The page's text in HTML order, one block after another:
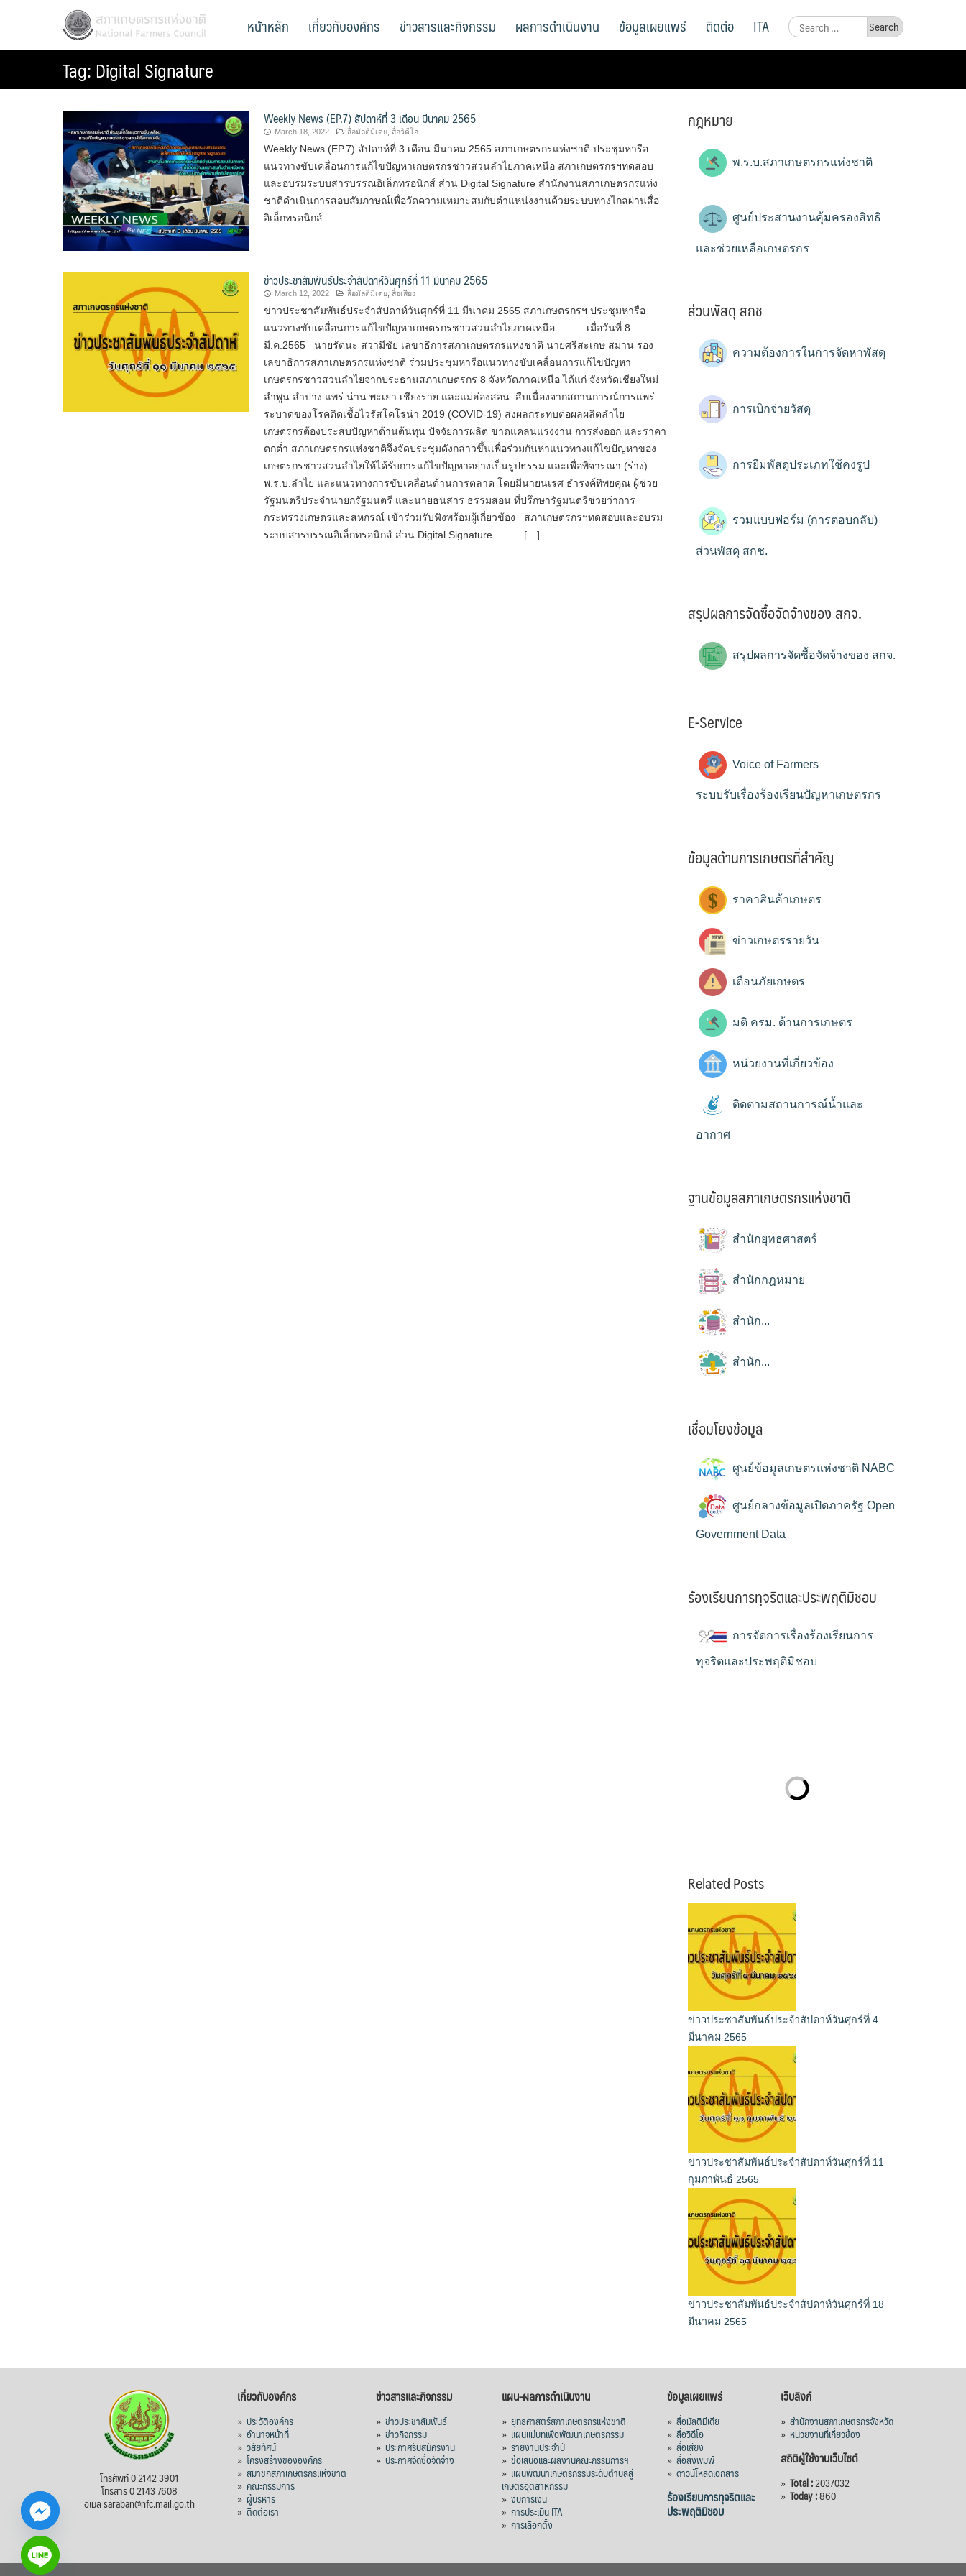
สภาเกษตรกรแห่งชาติ
National Farmers Council
Search
for:
หน้าหลัก เกี่ยวกับองค์กร ข่าวสารและกิจกรรม ผลการดำเนินงาน ข้อมูลเผยแพร่ ติดต่อ ITA
Tag:Digital Signature
Weekly News (EP.7) สัปดาห์ที่ 3 เดือน มีนาคม 2565
March 18, 2022 สื่อมัลติมีเดย, สื่อวิดีโอ
Weekly News (EP.7) สัปดาห์ที่ 3 เดือน มีนาคม 2565 สภาเกษตรกรแห่งชาติ ประชุมหารือ
แนวทางขับเคลื่อนการแก้ไขปัญหาเกษตรกรชาวสวนลำไยภาคเหนือ สภาเกษตรกรฯทดสอบ
และอบรมระบบสารบรรณอิเล็กทรอนิกส์ ส่วน Digital Signature สำนักงานสภาเกษตรกรแห่ง
ชาติดำเนินการสอบสัมภาษณ์เพื่อวัดความเหมาะสมกับตำแหน่งงานด้วยระบบทางไกลผ่านสื่อ
อิเล็กทรอนิกส์
ข่าวประชาสัมพันธ์ประจำสัปดาห์วันศุกร์ที่ 11 มีนาคม 2565
March 12, 2022 สื่อมัลติมีเดย, สื่อเสียง
ข่าวประชาสัมพันธ์ประจำสัปดาห์วันศุกร์ที่ 11 มีนาคม 2565 สภาเกษตรกรฯ ประชุมหารือ
แนวทางขับเคลื่อนการแก้ไขปัญหาเกษตรกรชาวสวนลำไยภาคเหนือ เมื่อวันที่ 8
มี.ค.2565 นายรัตนะ สวามีชัย เลขาธิการสภาเกษตรกรแห่งชาติ นายศรีสะเกษ สมาน รอง
เลขาธิการสภาเกษตรกรแห่งชาติ ร่วมประชุมหารือแนวทางขับเคลื่อนการแก้ไขปัญหา
เกษตรกรชาวสวนลำไยจากประธานสภาเกษตรกร 8 จังหวัดภาคเหนือ ได้แก่ จังหวัดเชียงใหม่
ลำพูน ลำปาง แพร่ น่าน พะเยา เชียงราย และแม่ฮ่องสอน สืบเนื่องจากสถานการณ์การแพร่
ระบาดของโรคติดเชื้อไวรัสโคโรน่า 2019 (COVID-19) ส่งผลกระทบต่อผลผลิตลำไย
เกษตรกรต้องประสบปัญหาด้านต้นทุน ปัจจัยการผลิต ขาดแคลนแรงงาน การส่งออก และราคา
ตกต่ำ สภาเกษตรกรแห่งชาติจึงจัดประชุมดังกล่าวขึ้นเพื่อร่วมกันหาแนวทางแก้ไขปัญหาของ
เกษตรกรชาวสวนลำไยให้ได้รับการแก้ไขปัญหาอย่างเป็นรูปธรรม และเพื่อพิจารณา (ร่าง)
พ.ร.บ.ลำไย และแนวทางการขับเคลื่อนด้านการตลาด โดยมีนายนเรศ ธำรงค์ทิพยคุณ ผู้ช่วย
รัฐมนตรีประจำนายกรัฐมนตรี และนายธนสาร ธรรมสอน ที่ปรึกษารัฐมนตรีช่วยว่าการ
กระทรวงเกษตรและสหกรณ์ เข้าร่วมรับฟังพร้อมผู้เกี่ยวข้อง สภาเกษตรกรฯทดสอบและอบรม
ระบบสารบรรณอิเล็กทรอนิกส์ ส่วน Digital Signature […]
กฎหมาย
พ.ร.บ.สภาเกษตรกรแห่งชาติ
ศูนย์ประสานงานคุ้มครองสิทธิ
และช่วยเหลือเกษตรกร
ส่วนพัสดุ สกช
ความต้องการในการจัดหาพัสดุ
การเบิกจ่ายวัสดุ
การยืมพัสดุประเภทใช้คงรูป
รวมแบบฟอร์ม (การตอบกลับ)
ส่วนพัสดุ สกช.
สรุปผลการจัดซื้อจัดจ้างของ สกจ.
สรุปผลการจัดซื้อจัดจ้างของ สกจ.
E-Service
Voice of Farmers
ระบบรับเรื่องร้องเรียนปัญหาเกษตรกร
ข้อมูลด้านการเกษตรที่สำคัญ
ราคาสินค้าเกษตร
ข่าวเกษตรรายวัน
เตือนภัยเกษตร
มติ ครม. ด้านการเกษตร
หน่วยงานที่เกี่ยวข้อง
ติดตามสถานการณ์น้ำและ
อากาศ
ฐานข้อมูลสภาเกษตรกรแห่งชาติ
สำนักยุทธศาสตร์
สำนักกฎหมาย
สำนัก...
สำนัก...
เชื่อมโยงข้อมูล
ศูนย์ข้อมูลเกษตรแห่งชาติ NABC
ศูนย์กลางข้อมูลเปิดภาครัฐ Open
Government Data
ร้องเรียนการทุจริตและประพฤติมิชอบ
การจัดการเรื่องร้องเรียนการ
ทุจริตและประพฤติมิชอบ
Related Posts
ข่าวประชาสัมพันธ์ประจำสัปดาห์วันศุกร์ที่ 4
มีนาคม 2565
ข่าวประชาสัมพันธ์ประจำสัปดาห์วันศุกร์ที่ 11
กุมภาพันธ์ 2565
ข่าวประชาสัมพันธ์ประจำสัปดาห์วันศุกร์ที่ 18
มีนาคม 2565
โทรศัพท์ 0 2142 3901
โทรสาร 0 2143 7608
อีเมล saraban@nfc.mail.go.th
เกี่ยวกับองค์กร
»ประวัติองค์กร
»อำนาจหน้าที่
»วิสัยทัศน์
»โครงสร้างขององค์กร
»สมาชิกสภาเกษตรกรแห่งชาติ
»คณะกรรมการ
» ผู้บริหาร
»ติดต่อเรา
ข่าวสารและกิจกรรม
»ข่าวประชาสัมพันธ์
»ข่าวกิจกรรม
»ประกาศรับสมัครงาน
»ประกาศจัดซื้อจัดจ้าง
แผน-ผลการดำเนินงาน
» ยุทธศาสตร์สภาเกษตรกรแห่งชาติ
» แผนแม่บทเพื่อพัฒนาเกษตรกรรม
» รายงานประจำปี
» ข้อเสนอและผลงานคณะกรรมการฯ
» แผนพัฒนาเกษตรกรรมระดับตำบลสู่
เกษตรอุตสาหกรรม
» งบการเงิน
» การประเมิน ITA
» การเลือกตั้ง
ข้อมูลเผยแพร่
» สื่อมัลติมีเดีย
» สื่อวิดีโอ
» สื่อเสียง
» สื่อสิ่งพิมพ์
» ดาวน์โหลดเอกสาร
ร้องเรียนการทุจริตและ
ประพฤติมิชอบ
เว็บลิงก์
» สำนักงานสภาเกษตรกรจังหวัด
» หน่วยงานที่เกี่ยวข้อง
สถิติผู้ใช้งานเว็บไซต์
» Total :2037032
» Today :860